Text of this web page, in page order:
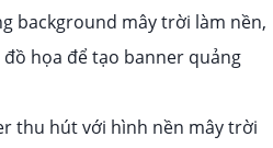
background mây trời làm nền,
họa để tạo banner quảng
thu hút với hình nền mây trời